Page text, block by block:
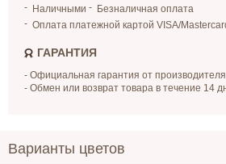
Наличными
Безналичная оплата
Оплата платежной картой VISA/
ГАРАНТИЯ
- Официальная гарантия от производителя
- Обмен или возврат товара в течение 14
Варианты цветов